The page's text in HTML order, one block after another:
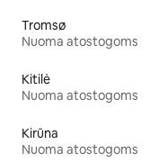
Tromsø
Nuoma atostogoms
Kitilė
Nuoma atostogoms
Kirūna
Nuoma atostogoms